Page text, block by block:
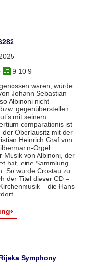
9 10 9
waren, würde
Johann Sebastian
Albinoni nicht
gegenüberstellen.
mit seinem
comparationis ist
der Oberlausitz mit der
Heinrich Graf von
Orgel
Musik von Albinoni, der
hat, eine Sammlung
So wurde Crostau zu
der Titel dieser CD –
– die Hans
Symphony